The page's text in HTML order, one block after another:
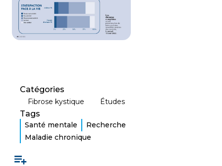
Catégories
Fibrose kystique Études
Tags
Santé mentale
Recherche
Maladie chronique